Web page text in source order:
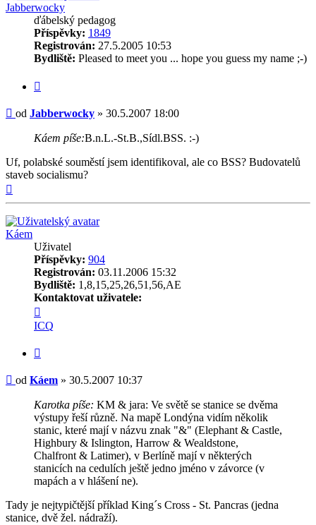
Jabberwocky
ďábelský pedagog
Příspěvky: 1849
Registrován: 27.5.2005 10:53
Bydliště: Pleased to meet you ... hope you guess my name ;-)
Příspěvek
od Jabberwocky » 30.5.2007 18:00
Káem píše:B.n.L.-St.B.,Sídl.BSS. :-)
Uf, polabské souměstí jsem identifikoval, ale co BSS? Budovatelů
staveb socialismu?
Káem
Uživatel
Příspěvky: 904
Registrován: 03.11.2006 15:32
Bydliště: 1,8,15,25,26,51,56,AE
Kontaktovat uživatele:
uživatele
Káem
ICQ
Příspěvek
od Káem » 30.5.2007 10:37
Karotka píše: KM & jara: Ve světě se stanice se dvěma
výstupy řeší různě. Na mapě Londýna vidím několik
stanic, které mají v názvu znak "&" (Elephant & Castle,
Highbury & Islington, Harrow & Wealdstone,
Chalfront & Latimer), v Berlíně mají v některých
stanicích na cedulích ještě jedno jméno v závorce (v
mapách a v hlášení ne).
Tady je nejtypičtější příklad King´s Cross - St. Pancras (jedna
stanice, dvě žel. nádraží).